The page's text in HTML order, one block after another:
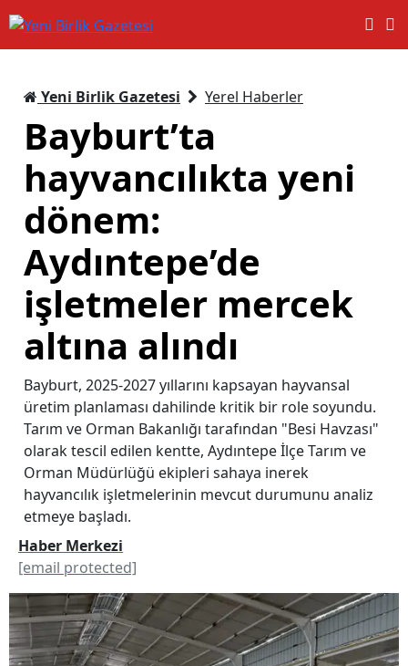
Yeni Birlik Gazetesi Yerel Haberler
Bayburt’ta
hayvancılıkta yeni
dönem:
Aydıntepe’de
işletmeler mercek
altına alındı
Bayburt, 2025-2027 yıllarını kapsayan hayvansal
üretim planlaması dahilinde kritik bir role soyundu.
Tarım ve Orman Bakanlığı tarafından "Besi Havzası"
olarak tescil edilen kentte, Aydıntepe İlçe Tarım ve
Orman Müdürlüğü ekipleri sahaya inerek
hayvancılık işletmelerinin mevcut durumunu analiz
etmeye başladı.
Haber Merkezi
[email protected]